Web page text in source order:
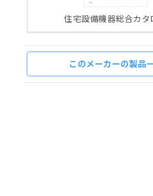
住宅設備機器総合カタ
このメーカーの製品